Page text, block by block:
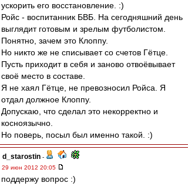
ускорить его восстановление. :)
Ройс - воспитанник БВБ. На сегодняшний день
выглядит готовым и зрелым футболистом.
Понятно, зачем это Клоппу.
Но никто же не списывает со счетов Гётце.
Пусть приходит в себя и заново отвоёвывает
своё место в составе.
Я не хаял Гётце, не превозносил Ройса. Я
отдал должное Клоппу.
Допускаю, что сделал это некорректно и
косноязычно.
Но поверь, посыл был именно такой. :)
d_starostin -
29 июн 2012 20:05
поддержу вопрос :)